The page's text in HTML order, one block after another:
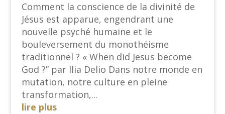
Comment la conscience de la divinité de
Jésus est apparue, engendrant une
nouvelle psyché humaine et le
bouleversement du monothéisme
traditionnel ? « When did Jesus become
God ?” par Ilia Delio Dans notre monde en
mutation, notre culture en pleine
transformation,...
lire plus